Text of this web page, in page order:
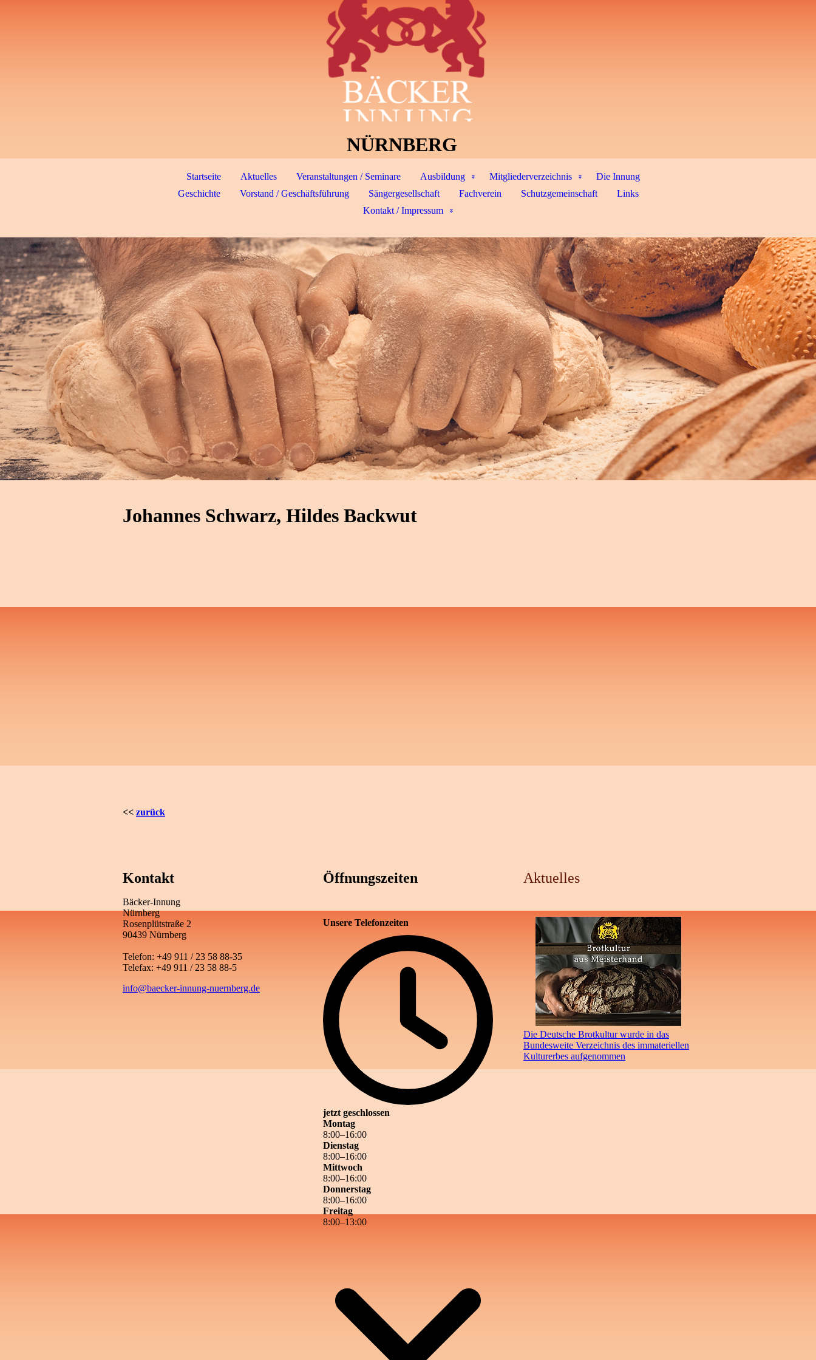
NÜRNBERG
Startseite Aktuelles Veranstaltungen / Seminare Ausbildung Mitgliederverzeichnis
Die Innung
Geschichte
Vorstand / Geschäftsführung Sängergesellschaft Fachverein Schutzgemeinschaft
Links
Kontakt / Impressum
Johannes Schwarz, Hildes Backwut
<< zurück
Kontakt
Bäcker-Innung
Nürnberg
Rosenplütstraße 2
90439 Nürnberg
Telefon: +49 911 / 23 58 88-35
Telefax: +49 911 / 23 58 88-5
info@baecker-innung-nuernberg.de
Öffnungszeiten
Unsere Telefonzeiten
jetzt geschlossen
Montag
8:00–16:00
Dienstag
8:00–16:00
Mittwoch
8:00–16:00
Donnerstag
8:00–16:00
Freitag
8:00–13:00
Aktuelles
Die Deutsche Brotkultur wurde in das
Bundesweite Verzeichnis des immateriellen
Kulturerbes aufgenommen